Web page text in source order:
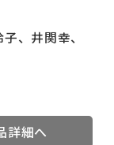
、井関幸、
詳細へ